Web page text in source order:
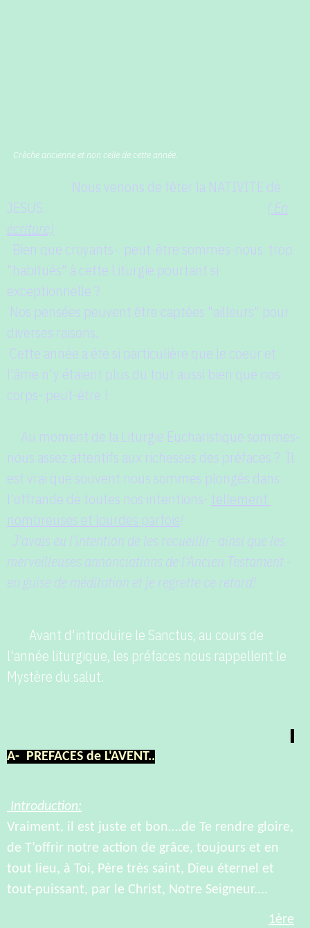
Crèche ancienne et non celle de cette année.
Nous venons de fêter la NATIVITE de
JESUS. ( En
écriture)
Bien que croyants- peut-être sommes-nous trop
"habitués" à cette Liturgie pourtant si
exceptionnelle ?
Nos pensées peuvent être captées "ailleurs" pour
diverses raisons.
Cette année a été si particulière que le coeur et
l'âme n'y étaient plus du tout aussi bien que nos
corps- peut-être !
Au moment de la Liturgie Eucharistique sommes-
nous assez attentifs aux richesses des préfaces ? Il
est vrai que souvent nous sommes plongés dans
l'offrande de toutes nos intentions- tellement
nombreuses et lourdes parfois!
J'avais eu l'intention de les recueillir- ainsi que les
merveilleuses annonciations de l'Ancien Testament -
en guise de méditation et je regrette ce retard!
Avant d'introduire le Sanctus, au cours de
l'année liturgique, les préfaces nous rappellent le
Mystère du salut.
A- PREFACES de L'AVENT..
Introduction:
Vraiment, il est juste et bon….de Te rendre gloire,
de T’offrir notre action de grâce, toujours et en
tout lieu, à Toi, Père très saint, Dieu éternel et
tout-puissant, par le Christ, Notre Seigneur....
1ère